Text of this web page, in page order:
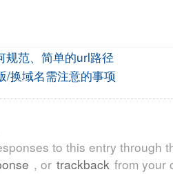
规范、简单的url路径
/换域名需注意的事项
to this entry through
, or trackback from your